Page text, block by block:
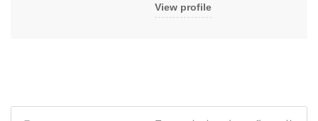
View profile